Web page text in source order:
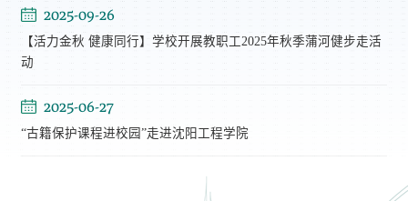
2025-09-26
【活力金秋 健康同行】学校开展教职工2025年秋季蒲河健步走活
动
2025-06-27
“古籍保护课程进校园”走进沈阳工程学院